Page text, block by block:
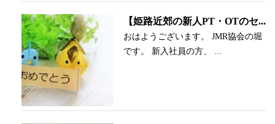
【姫路近郊の新人PT・OTのセ...
おはようございます。 JMR協会の堀
です。 新入社員の方、 ...